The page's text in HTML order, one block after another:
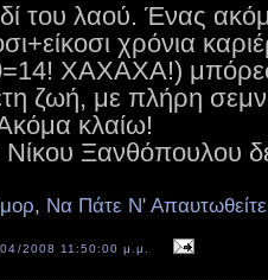
του λαού. Ένας
χρόνια
ΧΑΧΑΧΑ!)
ζωή, με πλήρη
κλαίω!
Νίκου Ξανθόπουλου
, Να Πάτε Ν'
2008 11:50:00 μ.μ.